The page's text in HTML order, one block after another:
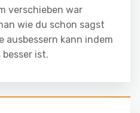
verschieben war
wie du schon sagst
ausbessern kann indem
ist.